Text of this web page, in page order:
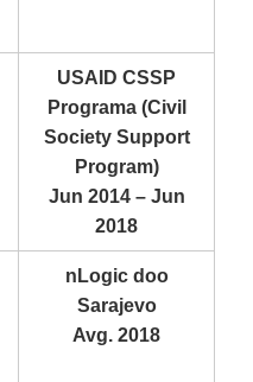
USAID CSSP
Programa (Civil
Society Support
Program)
Jun 2014 – Jun
2018
nLogic doo
Sarajevo
Avg. 2018